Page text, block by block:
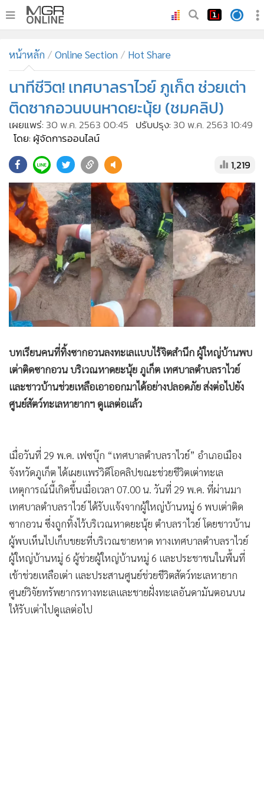
ทันเหตุการณ์
• ภาคใต้
• ภูมิภาค
Online Section
บันเทิง
• ผู้จัดการรายวัน
• คอลัมนิสต์
• ละคร
• CbizReview
• Cyber BIZ
• ผู้จัดกวน
Good health & Well-being
• Green Innovation & SD
• Management & HR
• MGR Live
• การเมือง
• ท่องเที่ยว
• กีฬา
• ต่างประเทศ
เศรษฐกิจ-ธุรกิจ
•
จีน
• ชุมชน-คุณภาพชีวิต
• อาชญากรรม
• Motoring
• เกม
• วิทยาศาสตร์
• SMEs
• หุ้น
• อินโดจีน
หน้าหลัก Online Section Hot Share
นาทีชีวิต! เทศบาลราไวย์ ภูเก็ต ช่วยเต่า
ติดซากอวนบนหาดยะนุ้ย (ชมคลิป)
เผยแพร่: 30 พ.ค. 2563 00:45 ปรับปรุง: 30 พ.ค. 2563 10:49
โดย: ผู้จัดการออนไลน์
1,219
บทเรียนคนที่ทิ้งซากอวนลงทะเลแบบไร้จิตสำนึก ผู้ใหญ่บ้านพบ
เต่าติดซากอวน บริเวณหาดยะนุ้ย ภูเก็ต เทศบาลตำบลราไวย์
และชาวบ้านช่วยเหลือเอาออกมาได้อย่างปลอดภัย ส่งต่อไปยัง
ศูนย์สัตว์ทะเลหายากฯ ดูแลต่อแล้ว
เมื่อวันที่ 29 พ.ค. เฟซบุ๊ก “เทศบาลตำบลราไวย์” อำเภอเมือง
จังหวัดภูเก็ต ได้เผยแพร่วิดีโอคลิปขณะช่วยชีวิตเต่าทะเล
เหตุการณ์นี้เกิดขึ้นเมื่อเวลา 07.00 น. วันที่ 29 พ.ค. ที่ผ่านมา
เทศบาลตำบลราไวย์ ได้รับแจ้งจากผู้ใหญ่บ้านหมู่ 6 พบเต่าติด
ซากอวน ซึ่งถูกทิ้งไว้บริเวณหาดยะนุ้ย ตำบลราไวย์ โดยชาวบ้าน
ผู้พบเห็นไปเก็บขยะที่บริเวณชายหาด ทางเทศบาลตำบลราไวย์
ผู้ใหญ่บ้านหมู่ 6 ผู้ช่วยผู้ใหญ่บ้านหมู่ 6 และประชาชนในพื้นที่
เข้าช่วยเหลือเต่า และประสานศูนย์ช่วยชีวิตสัตว์ทะเลหายาก
ศูนย์วิจัยทรัพยากรทางทะเลและชายฝั่งทะเลอันดามันตอนบน
ให้รับเต่าไปดูแลต่อไป